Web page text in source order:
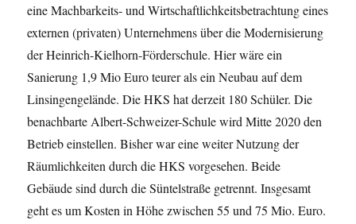
eine Machbarkeits- und Wirtschaftlichkeitsbetrachtung eines
externen (privaten) Unternehmens über die Modernisierung
der Heinrich-Kielhorn-Förderschule. Hier wäre ein
Sanierung 1,9 Mio Euro teurer als ein Neubau auf dem
Linsingengelände. Die HKS hat derzeit 180 Schüler. Die
benachbarte Albert-Schweizer-Schule wird Mitte 2020 den
Betrieb einstellen. Bisher war eine weiter Nutzung der
Räumlichkeiten durch die HKS vorgesehen. Beide
Gebäude sind durch die Süntelstraße getrennt. Insgesamt
geht es um Kosten in Höhe zwischen 55 und 75 Mio. Euro.